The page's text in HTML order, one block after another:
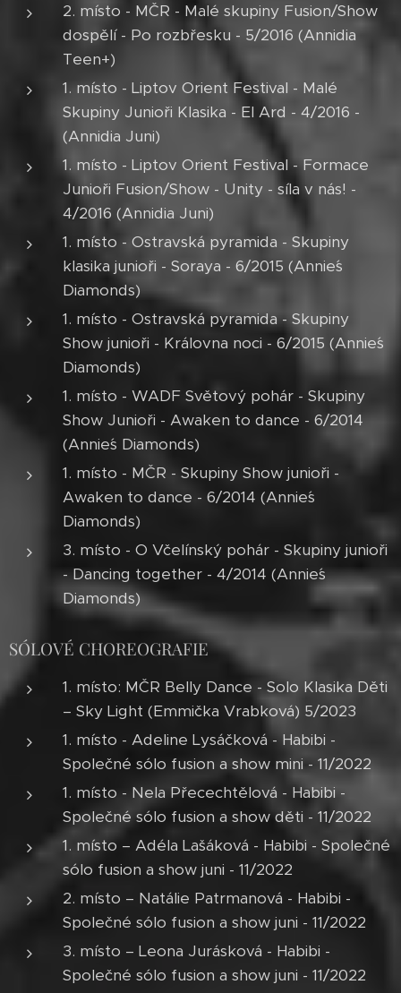
2. místo - MČR - Malé skupiny Fusion/Show
dospělí - Po rozbřesku - 5/2016 (Annidia
Teen+)
1. místo - Liptov Orient Festival - Malé
Skupiny Junioři Klasika - El Ard - 4/2016 -
(Annidia Juni)
1. místo - Liptov Orient Festival - Formace
Junioři Fusion/Show - Unity - síla v nás! -
4/2016 (Annidia Juni)
1. místo - Ostravská pyramida - Skupiny
klasika junioři - Soraya - 6/2015 (Annie´s
Diamonds)
1. místo - Ostravská pyramida - Skupiny
Show junioři - Královna noci - 6/2015 (Annie´s
Diamonds)
1. místo - WADF Světový pohár - Skupiny
Show Junioři - Awaken to dance - 6/2014
(Annie´s Diamonds)
1. místo - MČR - Skupiny Show junioři -
Awaken to dance - 6/2014 (Annie´s
Diamonds)
3. místo - O Včelínský pohár - Skupiny junioři
- Dancing together - 4/2014 (Annie´s
Diamonds)
SÓLOVÉ CHOREOGRAFIE
1. místo: MČR Belly Dance - Solo Klasika Děti
– Sky Light (Emmička Vrabková) 5/2023
1. místo - Adeline Lysáčková - Habibi -
Společné sólo fusion a show mini - 11/2022
1. místo - Nela Přecechtělová - Habibi -
Společné sólo fusion a show děti - 11/2022
1. místo – Adéla Lašáková - Habibi - Společné
sólo fusion a show juni - 11/2022
2. místo – Natálie Patrmanová - Habibi -
Společné sólo fusion a show juni - 11/2022
3. místo – Leona Jurásková - Habibi -
Společné sólo fusion a show juni - 11/2022